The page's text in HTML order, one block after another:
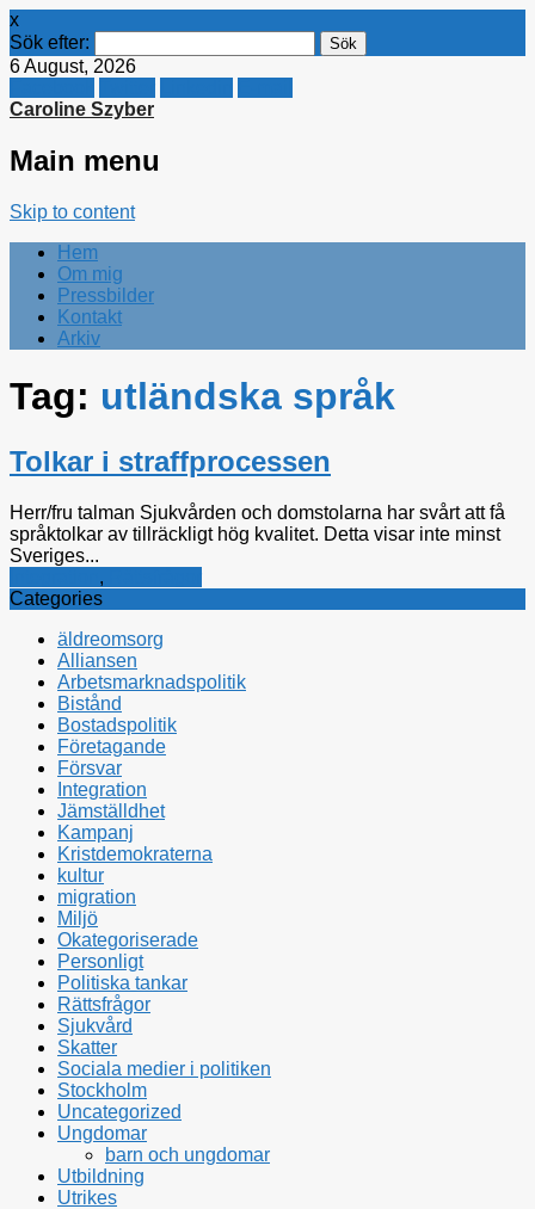
x
Sök efter:
6 August, 2026
Caroline Szyber
Main menu
Skip to content
Hem
Om mig
Pressbilder
Kontakt
Arkiv
Tag: utländska språk
Tolkar i straffprocessen
Herr/fru talman Sjukvården och domstolarna har svårt att få
språktolkar av tillräckligt hög kvalitet. Detta visar inte minst
Sveriges...
,
Categories
äldreomsorg
Alliansen
Arbetsmarknadspolitik
Bistånd
Bostadspolitik
Företagande
Försvar
Integration
Jämställdhet
Kampanj
Kristdemokraterna
kultur
migration
Miljö
Okategoriserade
Personligt
Politiska tankar
Rättsfrågor
Sjukvård
Skatter
Sociala medier i politiken
Stockholm
Uncategorized
Ungdomar
barn och ungdomar
Utbildning
Utrikes